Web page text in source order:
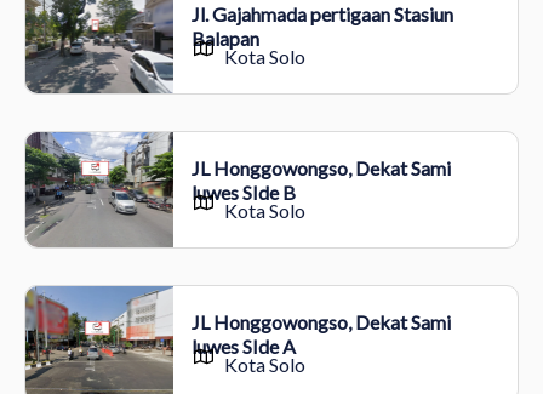
Jl. Gajahmada pertigaan Stasiun
Balapan
Kota Solo
JL Honggowongso, Dekat Sami
luwes SIde B
Kota Solo
JL Honggowongso, Dekat Sami
luwes SIde A
Kota Solo